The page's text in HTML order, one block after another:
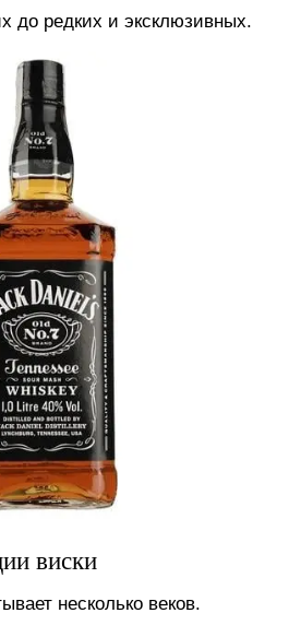
до редких и эксклюзивных.
виски
несколько веков.